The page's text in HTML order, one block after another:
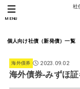
社
個人向け社債（新発債）一覧
MENU
海外債券 2023.09.02
海外債券-みずほ